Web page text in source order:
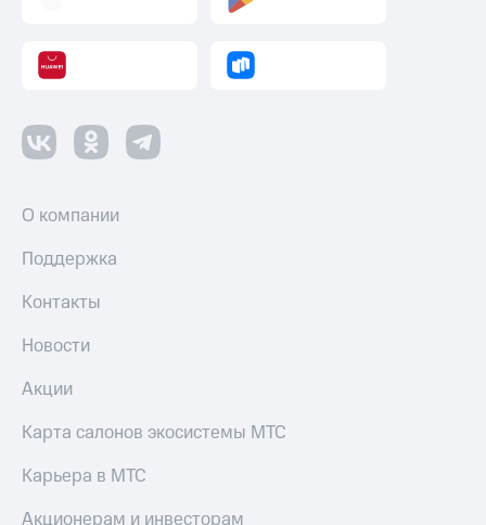
О компании
Поддержка
Контакты
Новости
Акции
Карта салонов экосистемы МТС
Карьера в МТС
Акционерам и инвесторам